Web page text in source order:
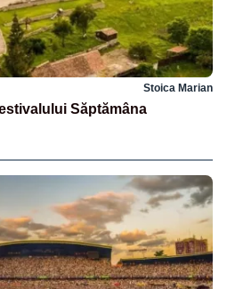
Stoica Marian
Săptămâna